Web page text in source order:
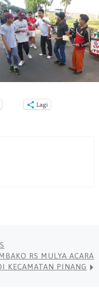
Lagi
RS MULYA ACARA
KECAMATAN PINANG